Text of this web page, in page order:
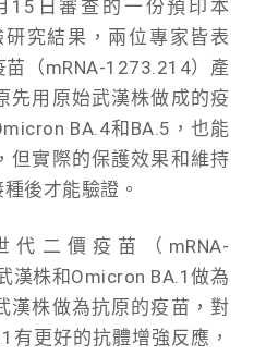
15日審查的一份預印本
研究結果，兩位專家皆表
（mRNA-1273.214）產
先用原始武漢株做成的疫
BA.4和BA.5，也能
但實際的保護效果和維持
後才能驗證。
二價疫苗（mRNA-
漢株和Omicron BA.1做為
漢株做為抗原的疫苗，對
有更好的抗體增強反應，